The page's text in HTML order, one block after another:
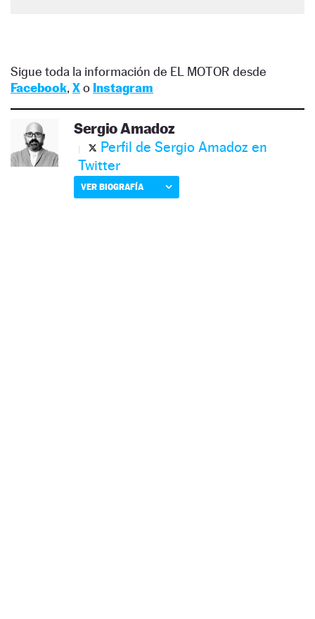
Sigue toda la información de EL MOTOR desde
Facebook, Xo Instagram
Sergio Amadoz
Perfil de Sergio Amadoz en
Twitter
VER BIOGRAFÍA